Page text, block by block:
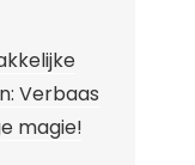
Verbaas
magie!